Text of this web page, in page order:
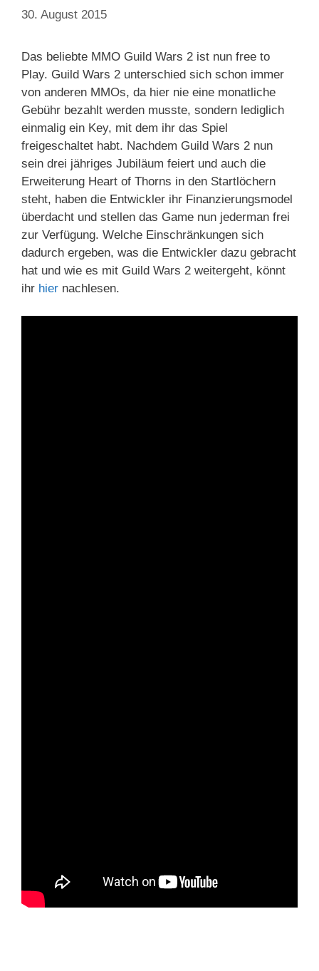
30. August 2015
Das beliebte MMO Guild Wars 2 ist nun free to
Play. Guild Wars 2 unterschied sich schon immer
von anderen MMOs, da hier nie eine monatliche
Gebühr bezahlt werden musste, sondern lediglich
einmalig ein Key, mit dem ihr das Spiel
freigeschaltet habt. Nachdem Guild Wars 2 nun
sein drei jähriges Jubiläum feiert und auch die
Erweiterung Heart of Thorns in den Startlöchern
steht, haben die Entwickler ihr Finanzierungsmodel
überdacht und stellen das Game nun jederman frei
zur Verfügung. Welche Einschränkungen sich
dadurch ergeben, was die Entwickler dazu gebracht
hat und wie es mit Guild Wars 2 weitergeht, könnt
ihr hier nachlesen.